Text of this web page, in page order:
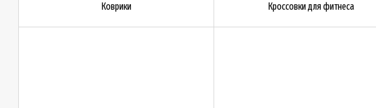
Коврики Кроссовки для фитнеса